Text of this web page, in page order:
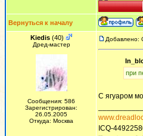
Вернуться к началу
Kiedis (40)
Дред-мастер
Сообщения: 586
Зарегистрирован:
26.05.2005
Откуда: Москва
Добавлено:
при
С ягуаром
ICQ-